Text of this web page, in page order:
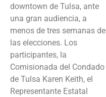
downtown de Tulsa, ante
una gran audiencia, a
menos de tres semanas de
las elecciones. Los
participantes, la
Comisionada del Condado
de Tulsa Karen Keith, el
Representante Estatal